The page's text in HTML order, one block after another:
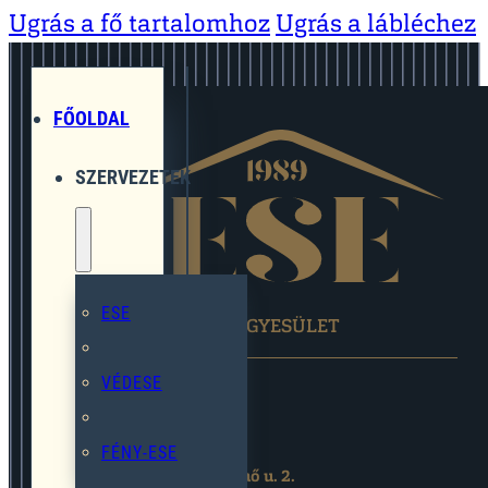
Ugrás a fő tartalomhoz Ugrás a lábléchez
FŐOLDAL
SZERVEZETEK
ESE
VÉDESE
FÉNY-ESE
EGYMÁST SEGÍTŐ EGYESÜLET
2119 Pécel,Pihenő u. 2.